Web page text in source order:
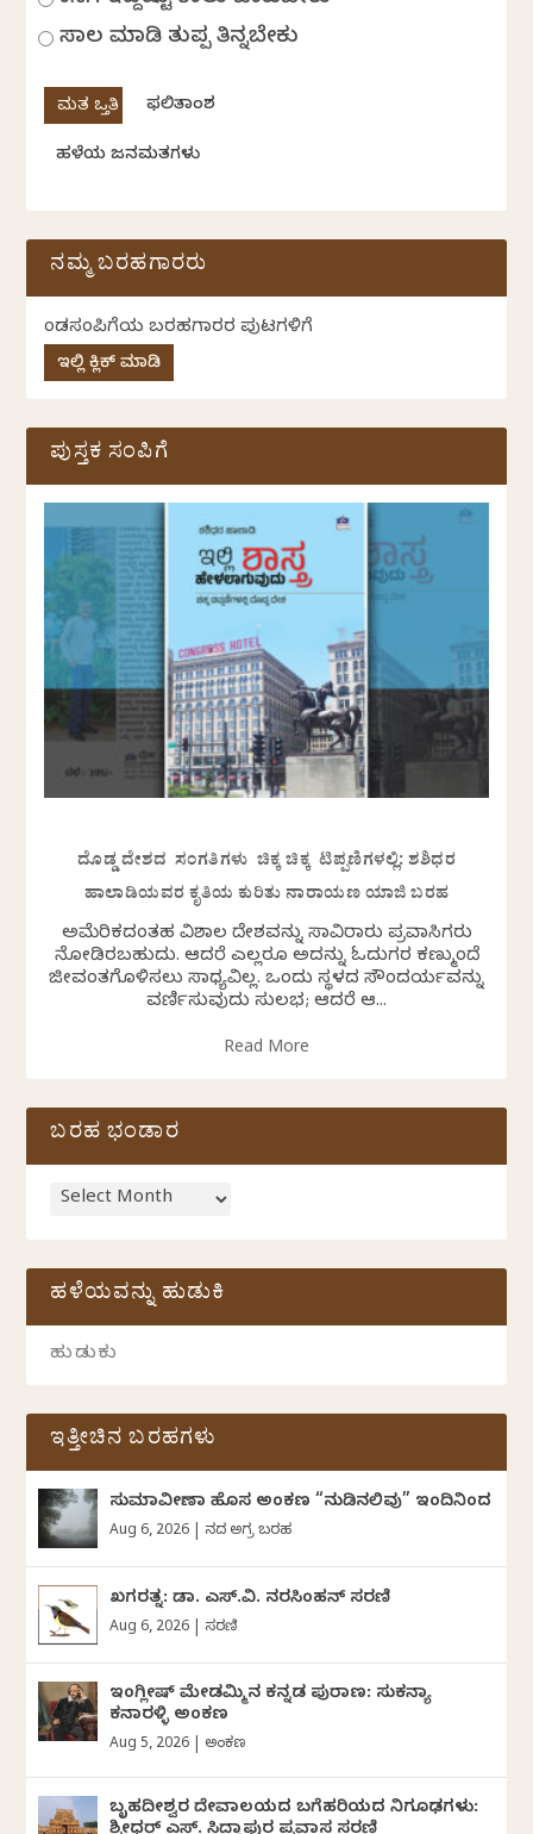
ಸಾಲ ಮಾಡಿ ತುಪ್ಪ ತಿನ್ನಬೇಕು
ಫಲಿತಾಂಶ
ಹಳೆಯ ಜನಮತಗಳು
ನಮ್ಮ ಬರಹಗಾರರು
ಕೆಂಡಸಂಪಿಗೆಯ ಬರಹಗಾರರ ಪುಟಗಳಿಗೆ
ಇಲ್ಲಿ ಕ್ಲಿಕ್ ಮಾಡಿ
ಪುಸ್ತಕ ಸಂಪಿಗೆ
ದೊಡ್ಡ ದೇಶದ ಸಂಗತಿಗಳು ಚಿಕ್ಕ ಚಿಕ್ಕ ಟಿಪ್ಪಣಿಗಳಲ್ಲಿ: ಶಶಿಧರ
ಹಾಲಾಡಿಯವರ ಕೃತಿಯ ಕುರಿತು ನಾರಾಯಣ ಯಾಜಿ ಬರಹ
ಅಮೆರಿಕದಂತಹ ವಿಶಾಲ ದೇಶವನ್ನು ಸಾವಿರಾರು ಪ್ರವಾಸಿಗರು
ನೋಡಿರಬಹುದು. ಆದರೆ ಎಲ್ಲರೂ ಅದನ್ನು ಓದುಗರ ಕಣ್ಮುಂದೆ
ಜೀವಂತಗೊಳಿಸಲು ಸಾಧ್ಯವಿಲ್ಲ. ಒಂದು ಸ್ಥಳದ ಸೌಂದರ್ಯವನ್ನು
ವರ್ಣಿಸುವುದು ಸುಲಭ; ಆದರೆ ಆ...
Read More
ಬರಹ ಭಂಡಾರ
ಹಳೆಯವನ್ನು ಹುಡುಕಿ
ಇತ್ತೀಚಿನ ಬರಹಗಳು
ಸುಮಾವೀಣಾ ಹೊಸ ಅಂಕಣ “ನುಡಿನಲಿವು” ಇಂದಿನಿಂದ
Aug 6, 2026 ದಿನದ ಅಗ್ರ ಬರಹ
ಖಗರತ್ನ: ಡಾ. ಎಸ್.ವಿ. ನರಸಿಂಹನ್‌‌ ಸರಣಿ
Aug 6, 2026 ಸರಣಿ
ಇಂಗ್ಲೀಷ್ ಮೇಡಮ್ಮಿನ ಕನ್ನಡ ಪುರಾಣ: ಸುಕನ್ಯಾ
ಕನಾರಳ್ಳಿ ಅಂಕಣ
Aug 5, 2026 ಅಂಕಣ
ಬೃಹದೀಶ್ವರ ದೇವಾಲಯದ ಬಗೆಹರಿಯದ ನಿಗೂಢಗಳು: